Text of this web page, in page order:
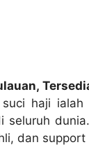
haji ialah
dan